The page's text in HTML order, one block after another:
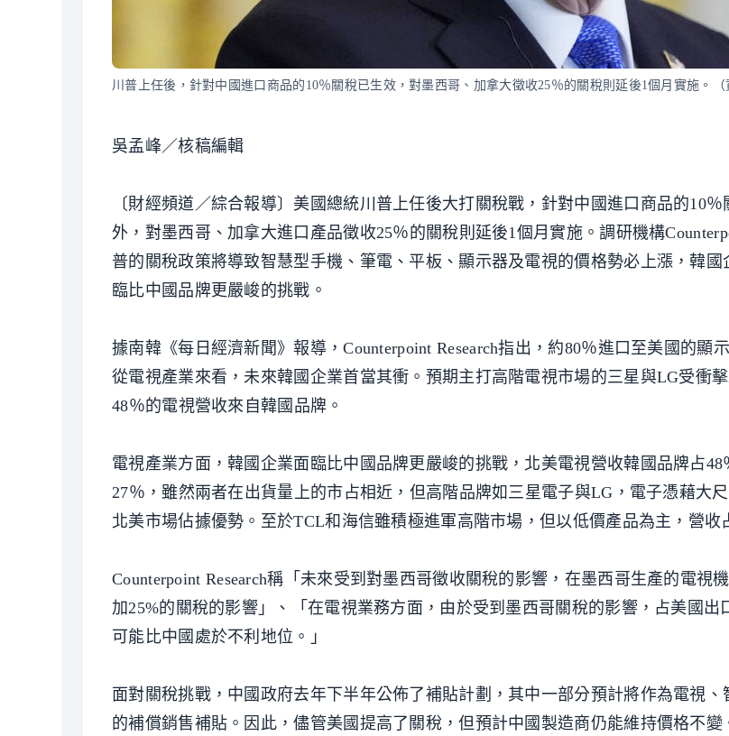
川普上任後，針對中國進口商品的10％關稅已生效，對墨西哥、加拿大徵收25％的關稅則延後1個月實施。（
吳孟峰／核稿編輯
〔財經頻道／綜合報導〕美國總統川普上任後大打關稅戰，針對中國進口商品的10
外，對墨西哥、加拿大進口產品徵收25％的關稅則延後1個月實施。調研機構
普的關稅政策將導致智慧型手機、筆電、平板、顯示器及電視的價格勢必上漲，韓國
臨比中國品牌更嚴峻的挑戰。
據南韓《每日經濟新聞》報導，Counterpoint Research指出，約80％進口至美國的顯
從電視產業來看，未來韓國企業首當其衝。預期主打高階電視市場的三星與LG受衝
48％的電視營收來自韓國品牌。
電視產業方面，韓國企業面臨比中國品牌更嚴峻的挑戰，北美電視營收韓國品牌占48
27％，雖然兩者在出貨量上的市占相近，但高階品牌如三星電子與LG，電子憑藉大
北美市場佔據優勢。至於TCL和海信雖積極進軍高階市場，但以低價產品為主，營收
Counterpoint Research稱「未來受到對墨西哥徵收關稅的影響，在墨西哥生產的電視
加25%的關稅的影響」、「在電視業務方面，由於受到墨西哥關稅的影響，占美國出
可能比中國處於不利地位。」
面對關稅挑戰，中國政府去年下半年公佈了補貼計劃，其中一部分預計將作為電視、
的補償銷售補貼。因此，儘管美國提高了關稅，但預計中國製造商仍能維持價格不變